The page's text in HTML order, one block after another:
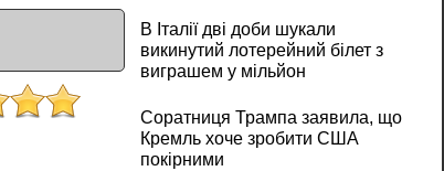
В Італії дві доби шукали
викинутий лотерейний білет з
виграшем у мільйон
Соратниця Трампа заявила, що
Кремль хоче зробити США
покірними